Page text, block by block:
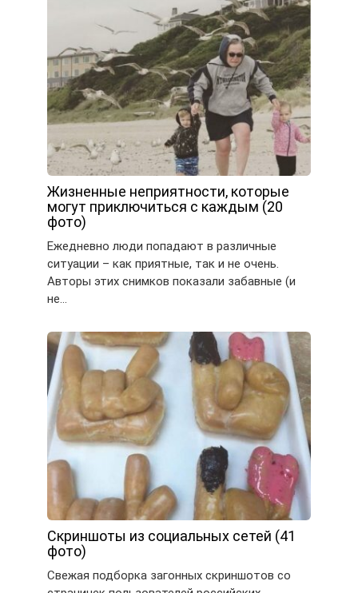
Жизненные неприятности, которые
могут приключиться с каждым (20
фото)
Ежедневно люди попадают в различные
ситуации – как приятные, так и не очень.
Авторы этих снимков показали забавные (и
не…
Скриншоты из социальных сетей (41
фото)
Свежая подборка загонных скриншотов со